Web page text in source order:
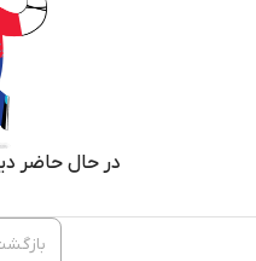
در حال حاضر